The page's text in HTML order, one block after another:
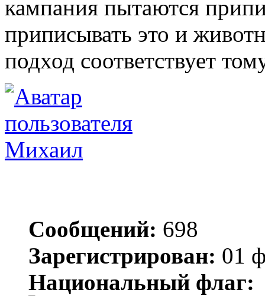
кампания пытаются
приписывать это и
подход соответствует
Михаил
Сообщений: 698
Зарегистрирован: 01
Национальный флаг: